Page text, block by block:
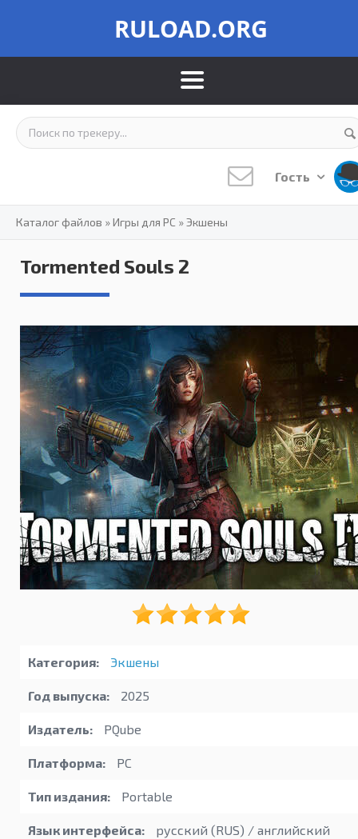
RULOAD.ORG
Гость
Каталог файлов »Игры для PC »Экшены
Tormented Souls 2
Категория: Экшены
Год выпуска: 2025
Издатель: PQube
Платформа: PC
Тип издания: Portable
Язык интерфейса:
русский (RUS) / английский